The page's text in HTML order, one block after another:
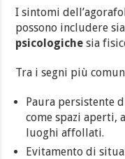
I sintomi
possono includere
psicologiche sia
Tra i segni più
Paura persistente
come spazi aperti,
luoghi affollati.
Evitamento di